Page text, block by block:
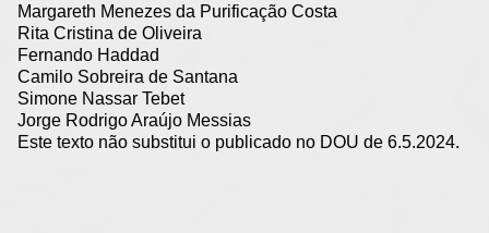
Margareth Menezes da Purificação Costa
Rita Cristina de Oliveira
Fernando Haddad
Camilo Sobreira de Santana
Simone Nassar Tebet
Jorge Rodrigo Araújo Messias
Este texto não substitui o publicado no DOU de 6.5.2024.